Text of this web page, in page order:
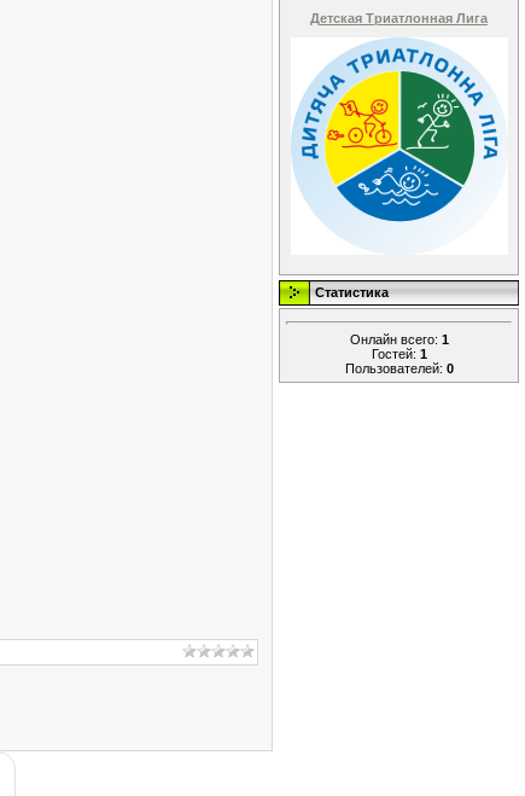
Детская Триатлонная Лига
Статистика
Онлайн всего: 1
Гостей: 1
Пользователей: 0